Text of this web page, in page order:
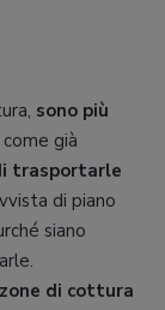
sono più
già
trasportarle
di piano
siano
di cottura